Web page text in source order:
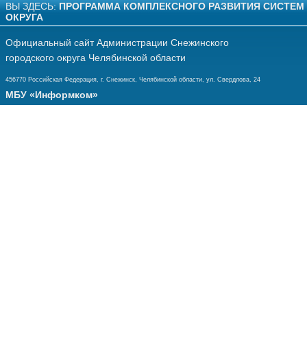
ВЫ ЗДЕСЬ: ПРОГРАММА КОМПЛЕКСНОГО РАЗВИТИЯ
ОКРУГА
Официальный сайт Администрации Снежинского
городского округа Челябинской области
456770 Российская Федерация, г. Снежинск, Челябинской области, ул. Свердлова, 24
МБУ «Информком»